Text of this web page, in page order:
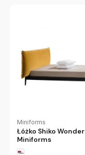
Miniforms
Łóżko Shiko Wonder
Miniforms